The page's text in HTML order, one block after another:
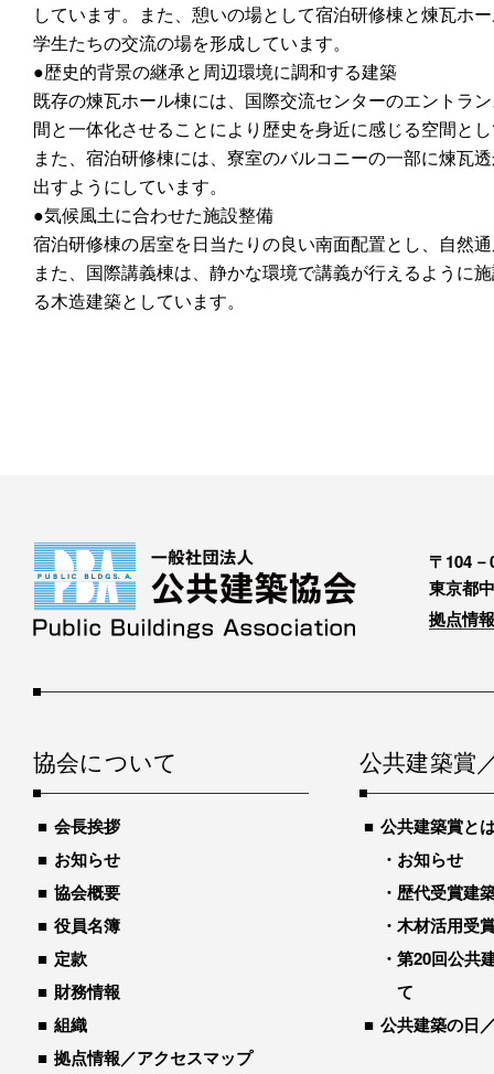
しています。また、憩いの場として宿泊研修棟と煉瓦ホ
学生たちの交流の場を形成しています。
●歴史的背景の継承と周辺環境に調和する建築
既存の煉瓦ホール棟には、国際交流センターのエントラ
間と一体化させることにより歴史を身近に感じる空間と
また、宿泊研修棟には、寮室のバルコニーの一部に煉瓦
出すようにしています。
●気候風土に合わせた施設整備
宿泊研修棟の居室を日当たりの良い南面配置とし、自然
また、国際講義棟は、静かな環境で講義が行えるように
る木造建築としています。
〒104－
東京都
拠点情
協会について
会長挨拶
お知らせ
協会概要
役員名簿
定款
財務情報
組織
拠点情報／アクセスマップ
公共建築賞
公共建築賞と
お知らせ
歴代受賞建
木材活用受
第20回公共
て
公共建築の日